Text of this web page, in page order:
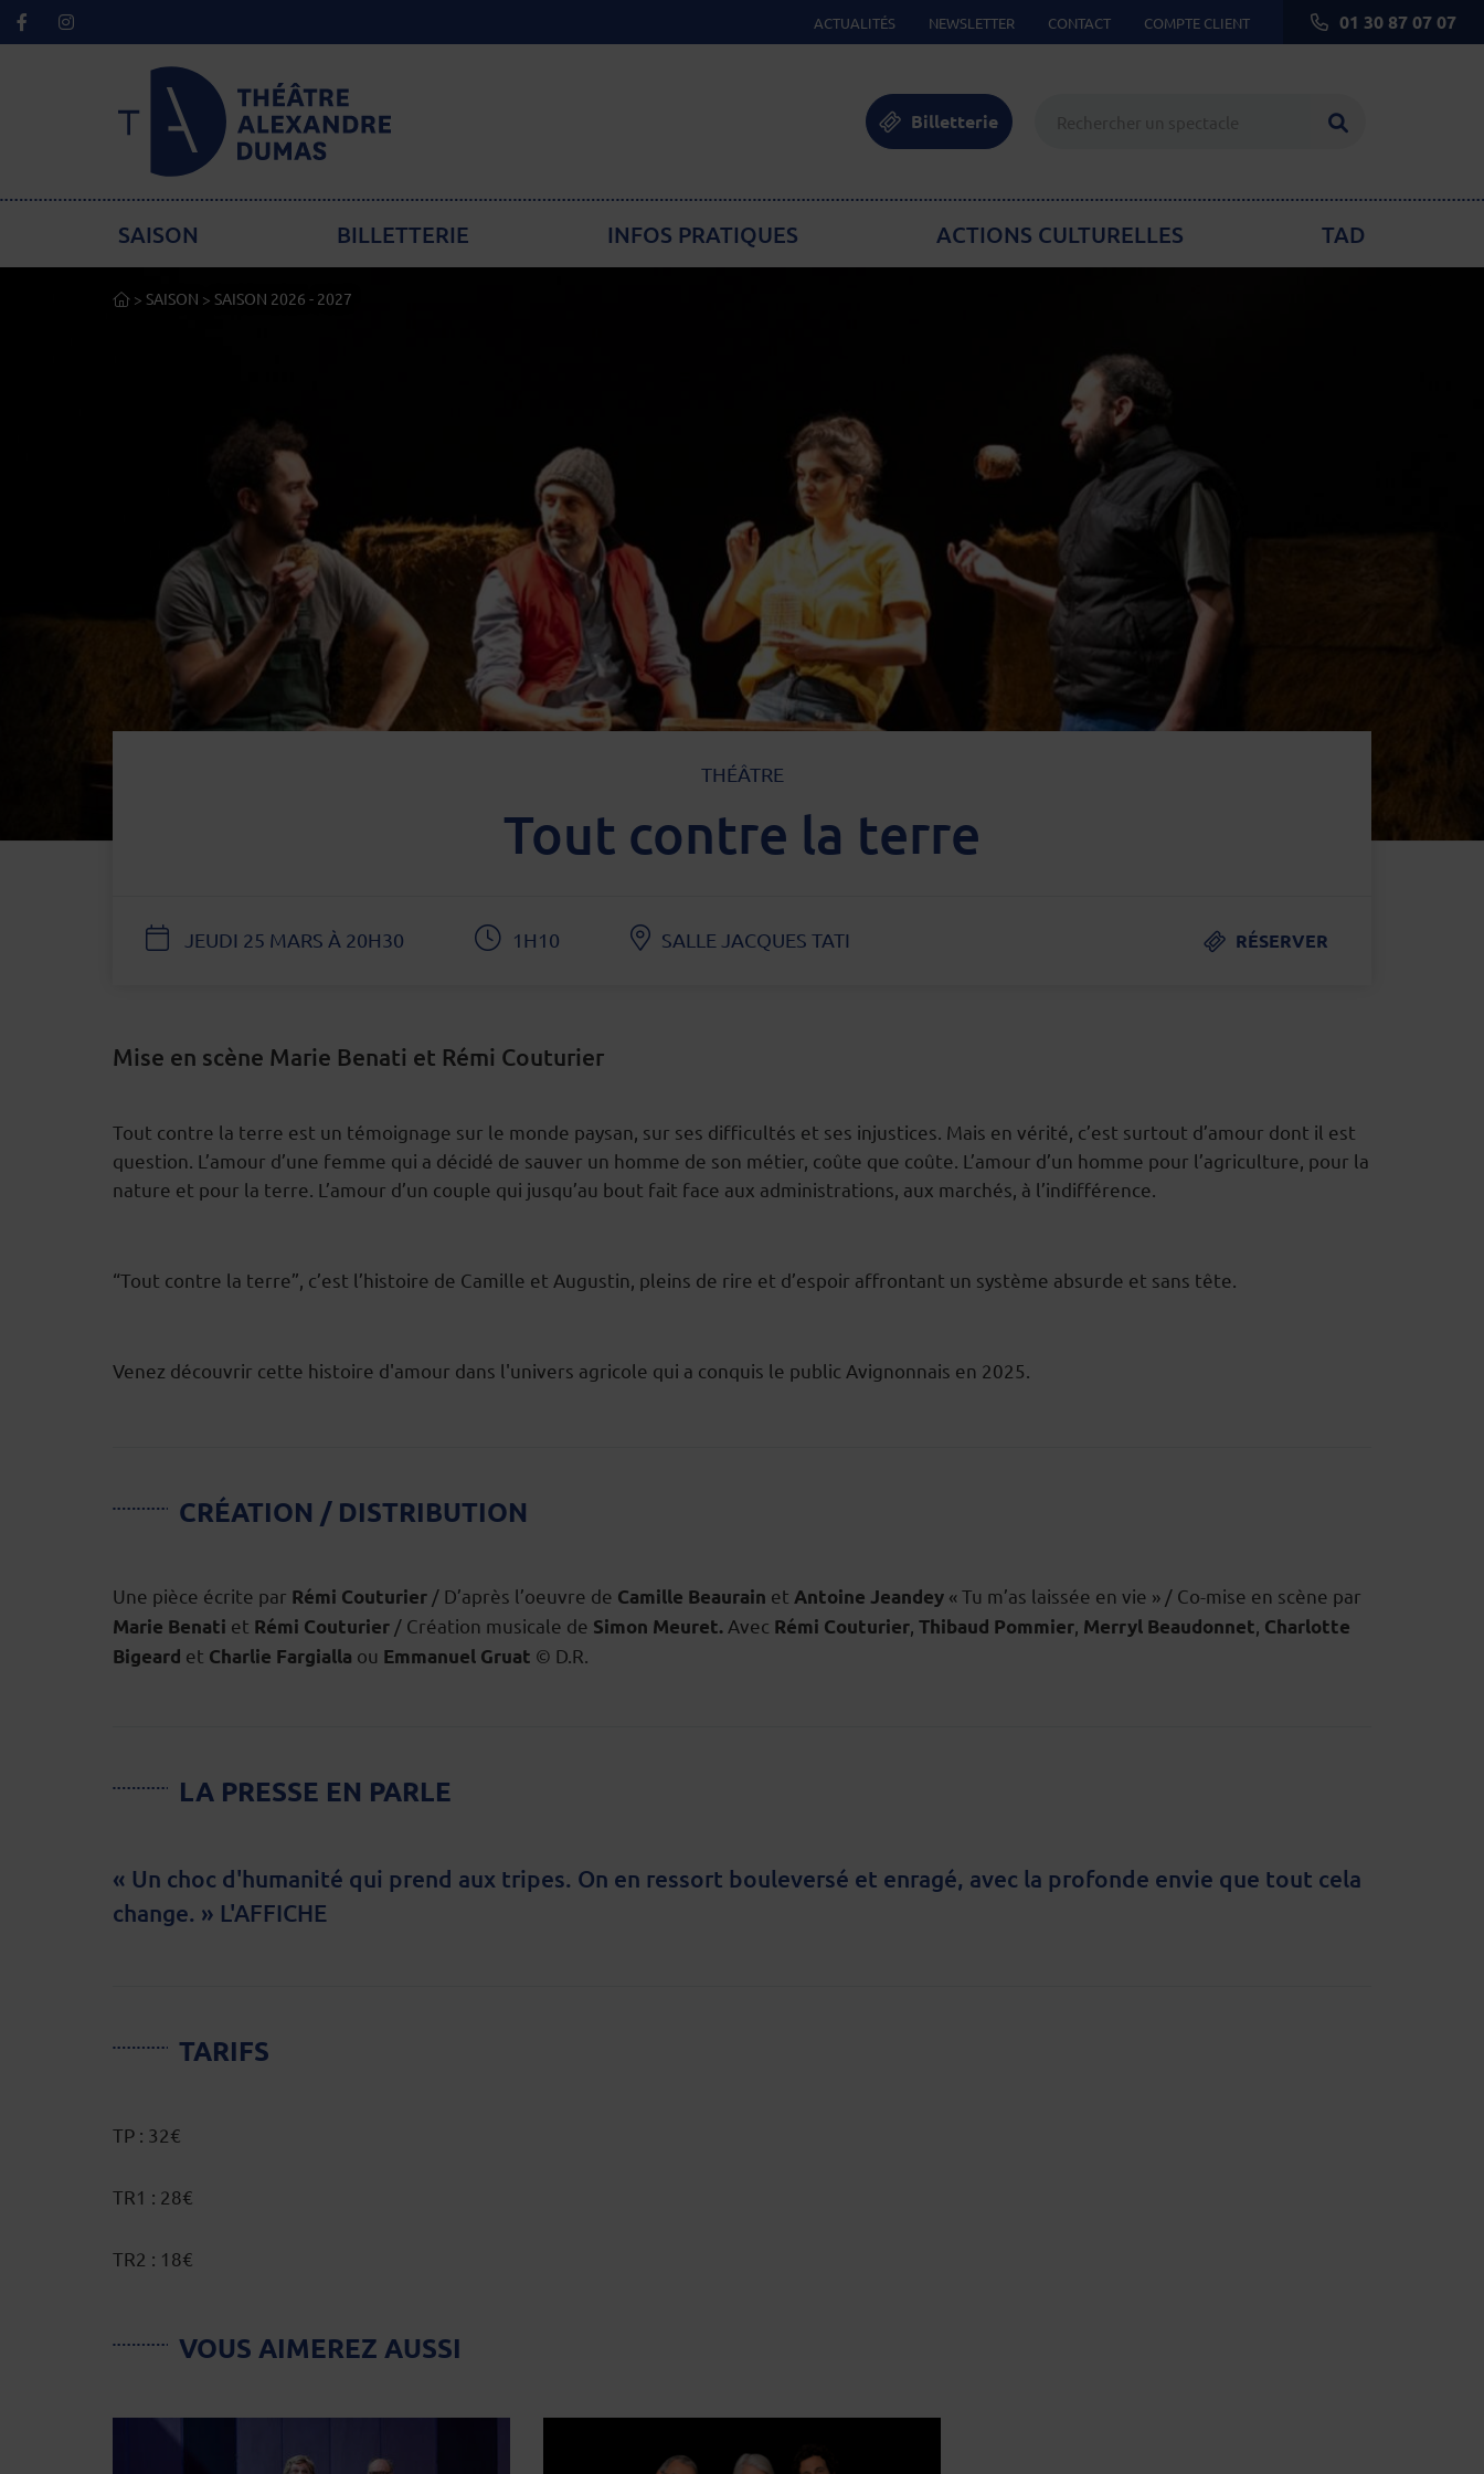
ACTUALITÉS NEWSLETTER CONTACT COMPTE CLIENT 01 30 87 07 07
Lien de retour à la page d'accueil Billetterie
SAISON BILLETTERIE INFOS PRATIQUES ACTIONS CULTURELLES TAD
ACCUEIL
> SAISON > SAISON 2026 - 2027
TYPE D'ÉVÈNEMENT
THÉÂTRE
Tout contre la terre
DATEJEUDI 25 MARS À 20H30 1H10 SALLE JACQUES TATI RÉSERVER
Mise en scène Marie Benati et Rémi Couturier
DESCRIPTION
Tout contre la terre est un témoignage sur le monde paysan, sur ses difficultés et ses injustices. Mais en vérité, c’est surtout d’amour dont il est
question. L’amour d’une femme qui a décidé de sauver un homme de son métier, coûte que coûte. L’amour d’un homme pour l’agriculture, pour la
nature et pour la terre. L’amour d’un couple qui jusqu’au bout fait face aux administrations, aux marchés, à l’indifférence.
“Tout contre la terre”, c’est l’histoire de Camille et Augustin, pleins de rire et d’espoir affrontant un système absurde et sans tête.
Venez découvrir cette histoire d'amour dans l'univers agricole qui a conquis le public Avignonnais en 2025.
CRÉATION / DISTRIBUTION
Une pièce écrite par Rémi Couturier / D’après l’oeuvre de Camille Beaurain et Antoine Jeandey « Tu m’as laissée en vie » / Co-mise en scène par
Marie Benati et Rémi Couturier / Création musicale de Simon Meuret. Avec Rémi Couturier Thibaud Pommier Merryl Beaudonnet Charlotte
Bigeard et Charlie Fargialla ou Emmanuel Gruat © D.R.
LA PRESSE EN PARLE
« Un choc d'humanité qui prend aux tripes. On en ressort bouleversé et enragé, avec la profonde envie que tout cela
change. » L'AFFICHE
TARIFS
TP : 32€
TR1 : 28€
TR2 : 18€
VOUS AIMEREZ AUSSI